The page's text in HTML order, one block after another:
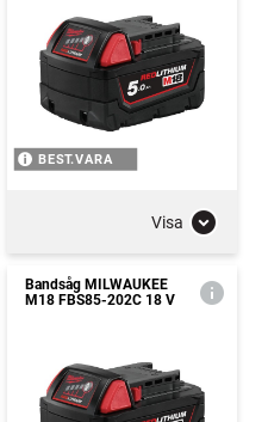
BEST.VARA
Visa
Bandsåg MILWAUKEE
M18 FBS85-202C 18 V